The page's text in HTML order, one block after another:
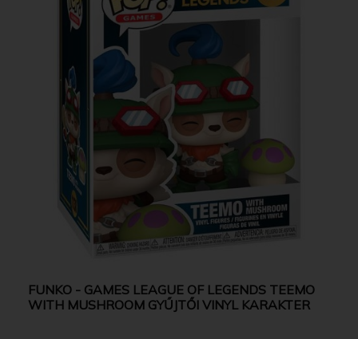
FUNKO - GAMES LEAGUE OF LEGENDS TEEMO
WITH MUSHROOM GYŰJTŐI VINYL KARAKTER